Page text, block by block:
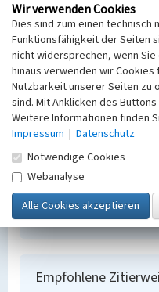
Industriestandort
Schlagwörter
Tagesanlage
Ort
Braunsbedra
Fachsicht(en)
Denkmalpflege
Erfassungsmaßstab
Keine Angabe
Erfassungsmethode
Übernahme aus
Empfohlene
Wir verwenden Cookies
Dies sind zum einen technisch
Funktionsfähigkeit der Seiten
nicht widersprechen, wenn
hinaus verwenden wir Cookies
Nutzbarkeit unserer Seiten zu
sind. Mit Anklicken des
Weitere Informationen finden
Impressum | Datenschutz
Notwendige Cookies
Webanalyse